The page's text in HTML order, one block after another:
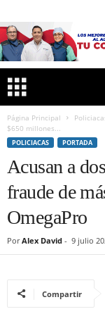
Página Principal
$650 millones...
POLICIACAS PORTADA
Acusan a
fraude de
OmegaPro
Por Alex David - 9 julio
Compartir